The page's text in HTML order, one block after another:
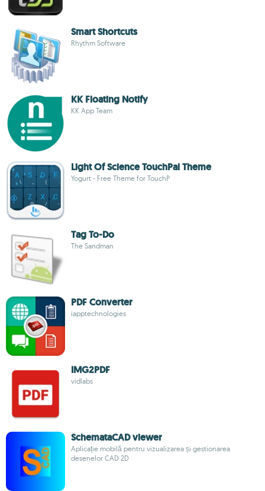
Smart Shortcuts
Rhythm Software
KK Floating Notify
KK App Team
Light Of Science TouchPal Theme
Yogurt - Free Theme for TouchP
Tag To-Do
The Sandman
PDF Converter
iapptechnologies
IMG2PDF
vidlabs
SchemataCAD viewer
Aplicație mobilă pentru vizualizarea și gestionarea
desenelor CAD 2D